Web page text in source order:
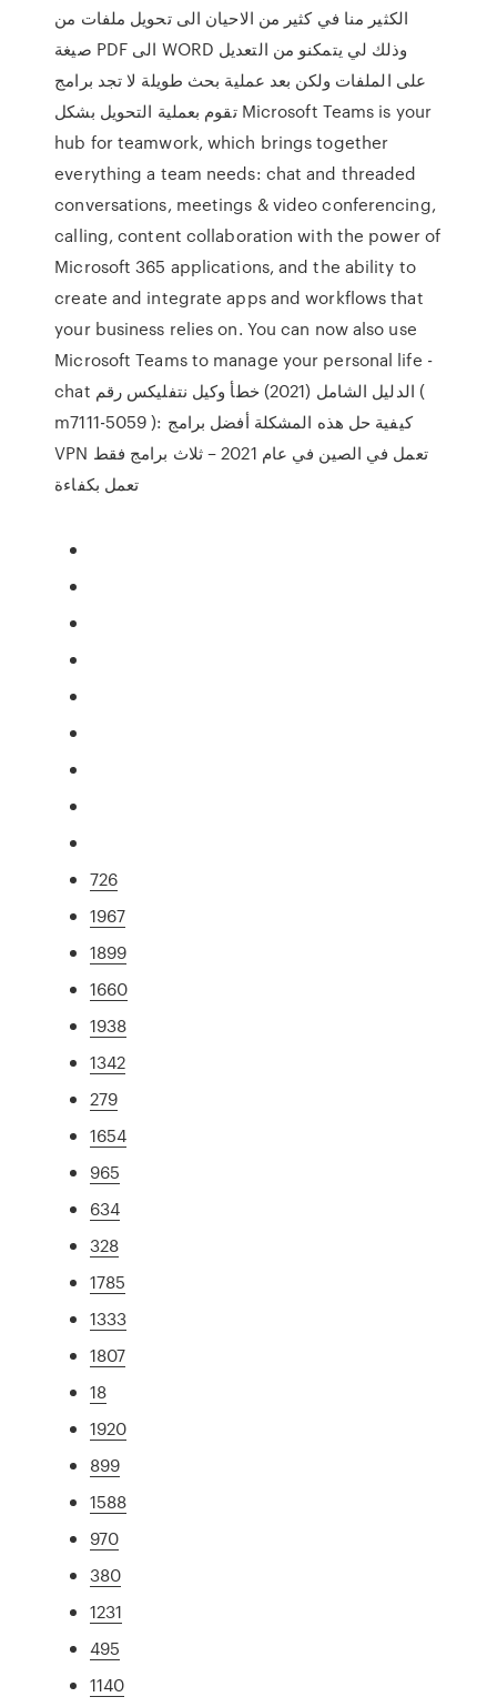
الكثير منا في كثير من الاحيان الى تحويل ملفات من
صيغة PDF الى WORD وذلك لي يتمكنو من التعديل
على الملفات ولكن بعد عملية بحث طويلة لا تجد برامج
تقوم بعملية التحويل بشكل Microsoft Teams is your
hub for teamwork, which brings together
everything a team needs: chat and threaded
conversations, meetings & video conferencing,
calling, content collaboration with the power of
Microsoft 365 applications, and the ability to
create and integrate apps and workflows that
your business relies on. You can now also use
Microsoft Teams to manage your personal life -
chat الدليل الشامل (2021) خطأ وكيل نتفليكس رقم (
m7111-5059 ): كيفية حل هذه المشكلة أفضل برامج
VPN تعمل في الصين في عام 2021 – ثلاث برامج فقط
تعمل بكفاءة
726
1967
1899
1660
1938
1342
279
1654
965
634
328
1785
1333
1807
18
1920
899
1588
970
380
1231
495
1140